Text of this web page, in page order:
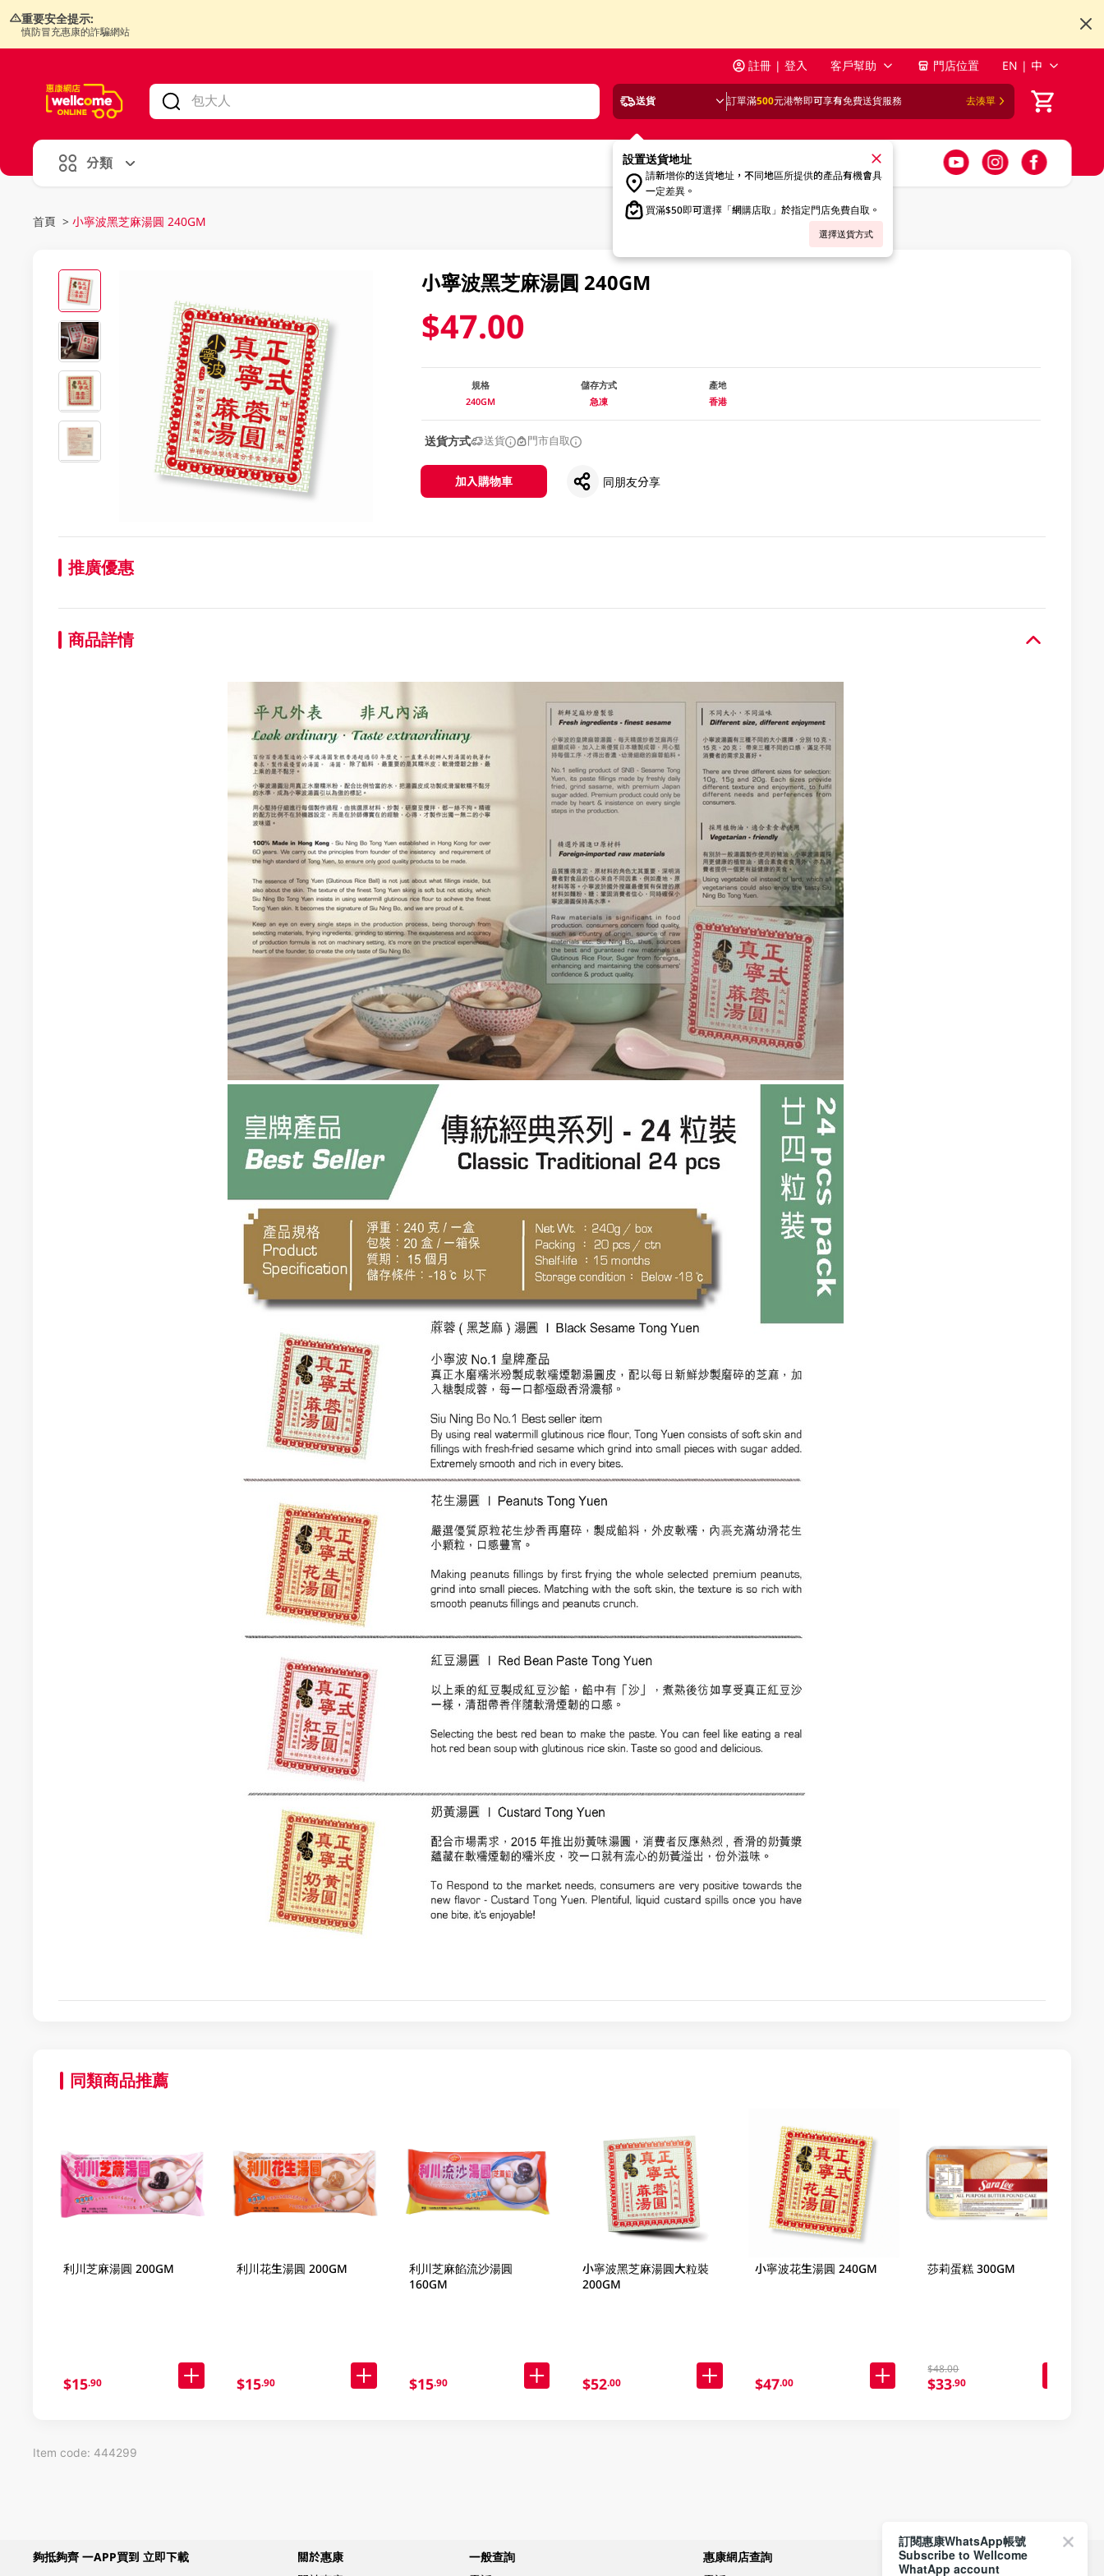
重要安全提示:
慎防冒充惠康的詐騙網站
註冊 | 登入 客戶幫助 門店位置 EN | 中
送貨 訂單滿500元港幣即可享有免費送貨服務 去湊單
設置送貨地址
請新增你的送貨地址，不同地區所提供的產品有機會具
一定差異。
買滿$50即可選擇「網購店取」於指定門店免費自取。
選擇送貨方式
分類
首頁 > 小寧波黑芝麻湯圓 240GM
小寧波黑芝麻湯圓 240GM
$47.00
規格
240GM
儲存方式
急凍
產地
香港
送貨方式 送貨 門市自取
加入購物車 同朋友分享
推廣優惠
商品詳情
同類商品推薦
利川芝麻湯圓 200GM
$15.90
利川花生湯圓 200GM
$15.90
利川芝麻餡流沙湯圓
160GM
$15.90
小寧波黑芝麻湯圓大粒裝
200GM
$52.00
小寧波花生湯圓 240GM
$47.00
莎莉蛋糕 300GM
$48.00
$33.90
Item code: 444299
夠抵夠齊 一APP買到 立即下載
關於惠康
一般查詢
惠康網店查詢
付款方式
訂閱惠康WhatsApp帳號
Subscribe to Wellcome
WhatApp account